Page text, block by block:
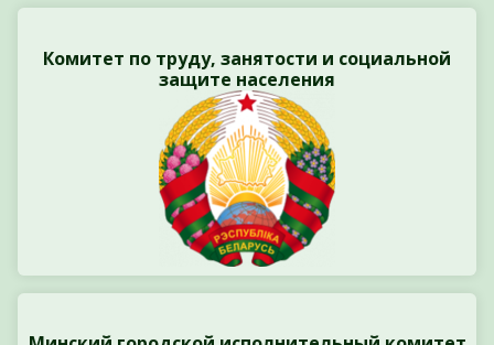
Комитет по труду, занятости и социальной
защите населения